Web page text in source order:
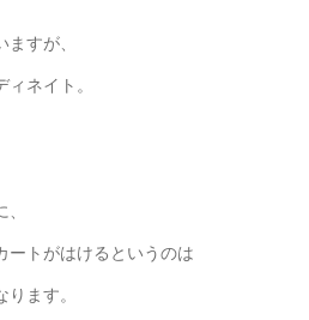
すが、
ネイト。
ートがはけるというのは
ます。